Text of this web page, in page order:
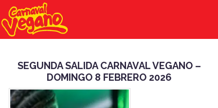
SEGUNDA SALIDA CARNAVAL VEGANO –
DOMINGO 8 FEBRERO 2026